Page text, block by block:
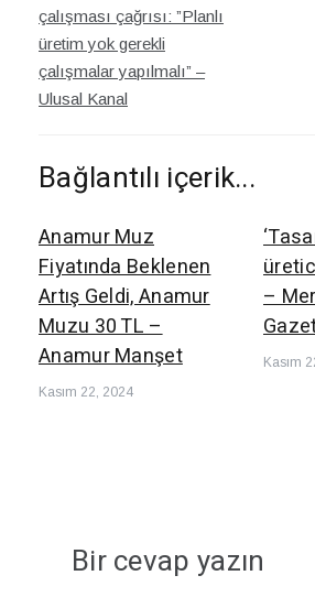
çalışması çağrısı: ”Planlı
üretim yok gerekli
çalışmalar yapılmalı” –
Ulusal Kanal
Bağlantılı içerik...
Anamur Muz
Fiyatında Beklenen
Artış Geldi, Anamur
Muzu 30 TL –
Anamur Manşet
Kasım 22, 2024
–
Kasım
Bir cevap yazın